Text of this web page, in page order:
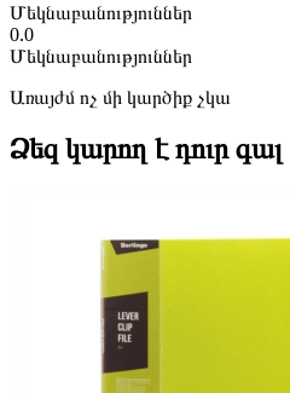
Մեկնաբանություններ
0.0
Մեկնաբանություններ
Առայժմ ոչ մի կարծիք չկա
Ձեզ կարող է դուր գալ